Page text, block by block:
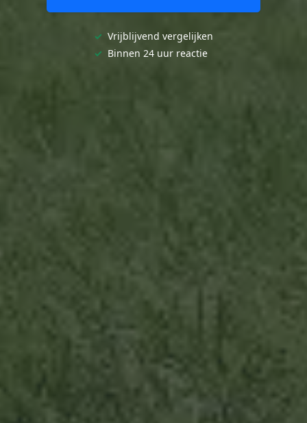
✓ Vrijblijvend vergelijken
✓ Binnen 24 uur reactie